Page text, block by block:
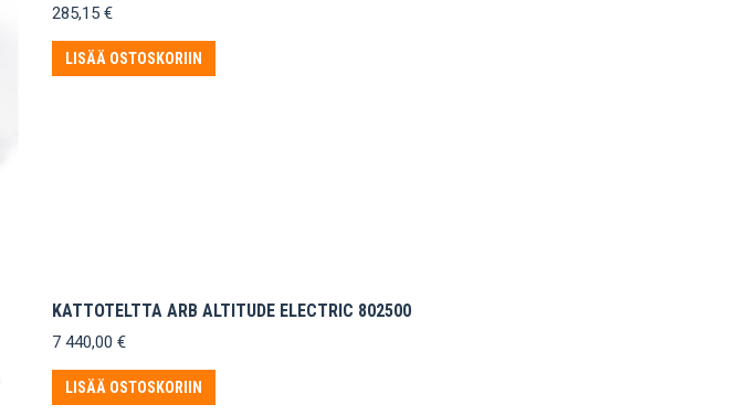
285,15 €
LISÄÄ OSTOSKORIIN
KATTOTELTTA ARB ALTITUDE ELECTRIC 802500
7 440,00 €
LISÄÄ OSTOSKORIIN